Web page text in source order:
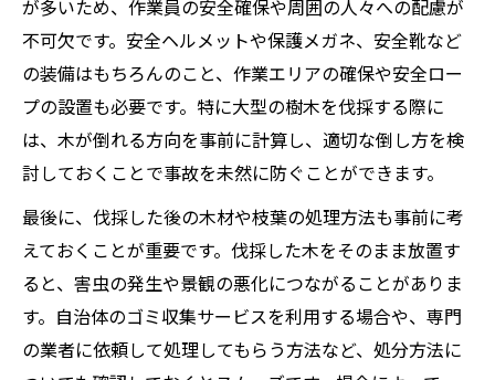
が多いため、作業員の安全確保や周囲の人々への配慮が
不可欠です。安全ヘルメットや保護メガネ、安全靴など
の装備はもちろんのこと、作業エリアの確保や安全ロー
プの設置も必要です。特に大型の樹木を伐採する際に
は、木が倒れる方向を事前に計算し、適切な倒し方を検
討しておくことで事故を未然に防ぐことができます。
最後に、伐採した後の木材や枝葉の処理方法も事前に考
えておくことが重要です。伐採した木をそのまま放置す
ると、害虫の発生や景観の悪化につながることがありま
す。自治体のゴミ収集サービスを利用する場合や、専門
の業者に依頼して処理してもらう方法など、処分方法に